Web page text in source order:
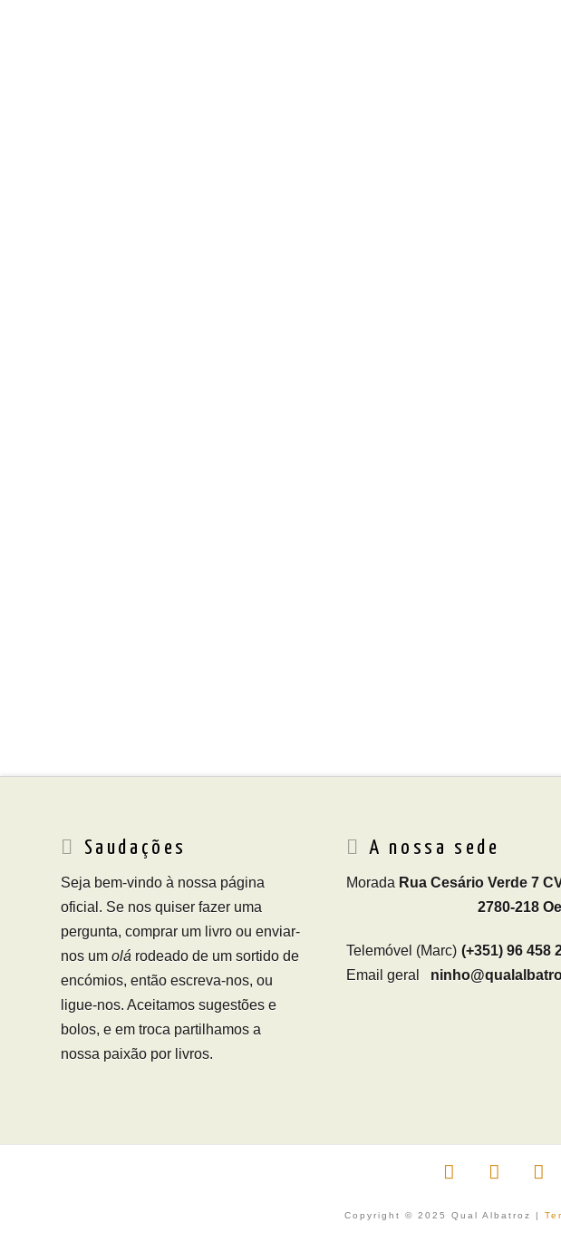
Saudações
Seja bem-vindo à nossa página
oficial. Se nos quiser fazer uma
pergunta, comprar um livro ou enviar-
nos umolá rodeado de um sortido de
encómios, então escreva-nos, ou
ligue-nos. Aceitamos sugestões e
bolos, e em troca partilhamos a
nossa paixão por livros.
A nossa sede
Morada Rua Cesário Verde 7
2780-218
Telemóvel (Marc) (+351) 96 458
Email geral
Copyright © 2025 Qual Albatroz |